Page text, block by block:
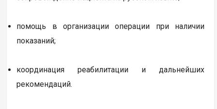
помощь в организации операции при наличии
показаний;
координация реабилитации и дальнейших
рекомендаций.